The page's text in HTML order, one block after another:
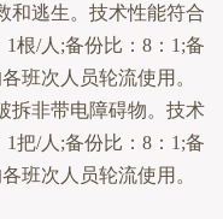
和逃生。技术性能符合
根/人;备份比：8：1;备
班次人员轮流使用。
拆非带电障碍物。技术
把/人;备份比：8：1;备
班次人员轮流使用。